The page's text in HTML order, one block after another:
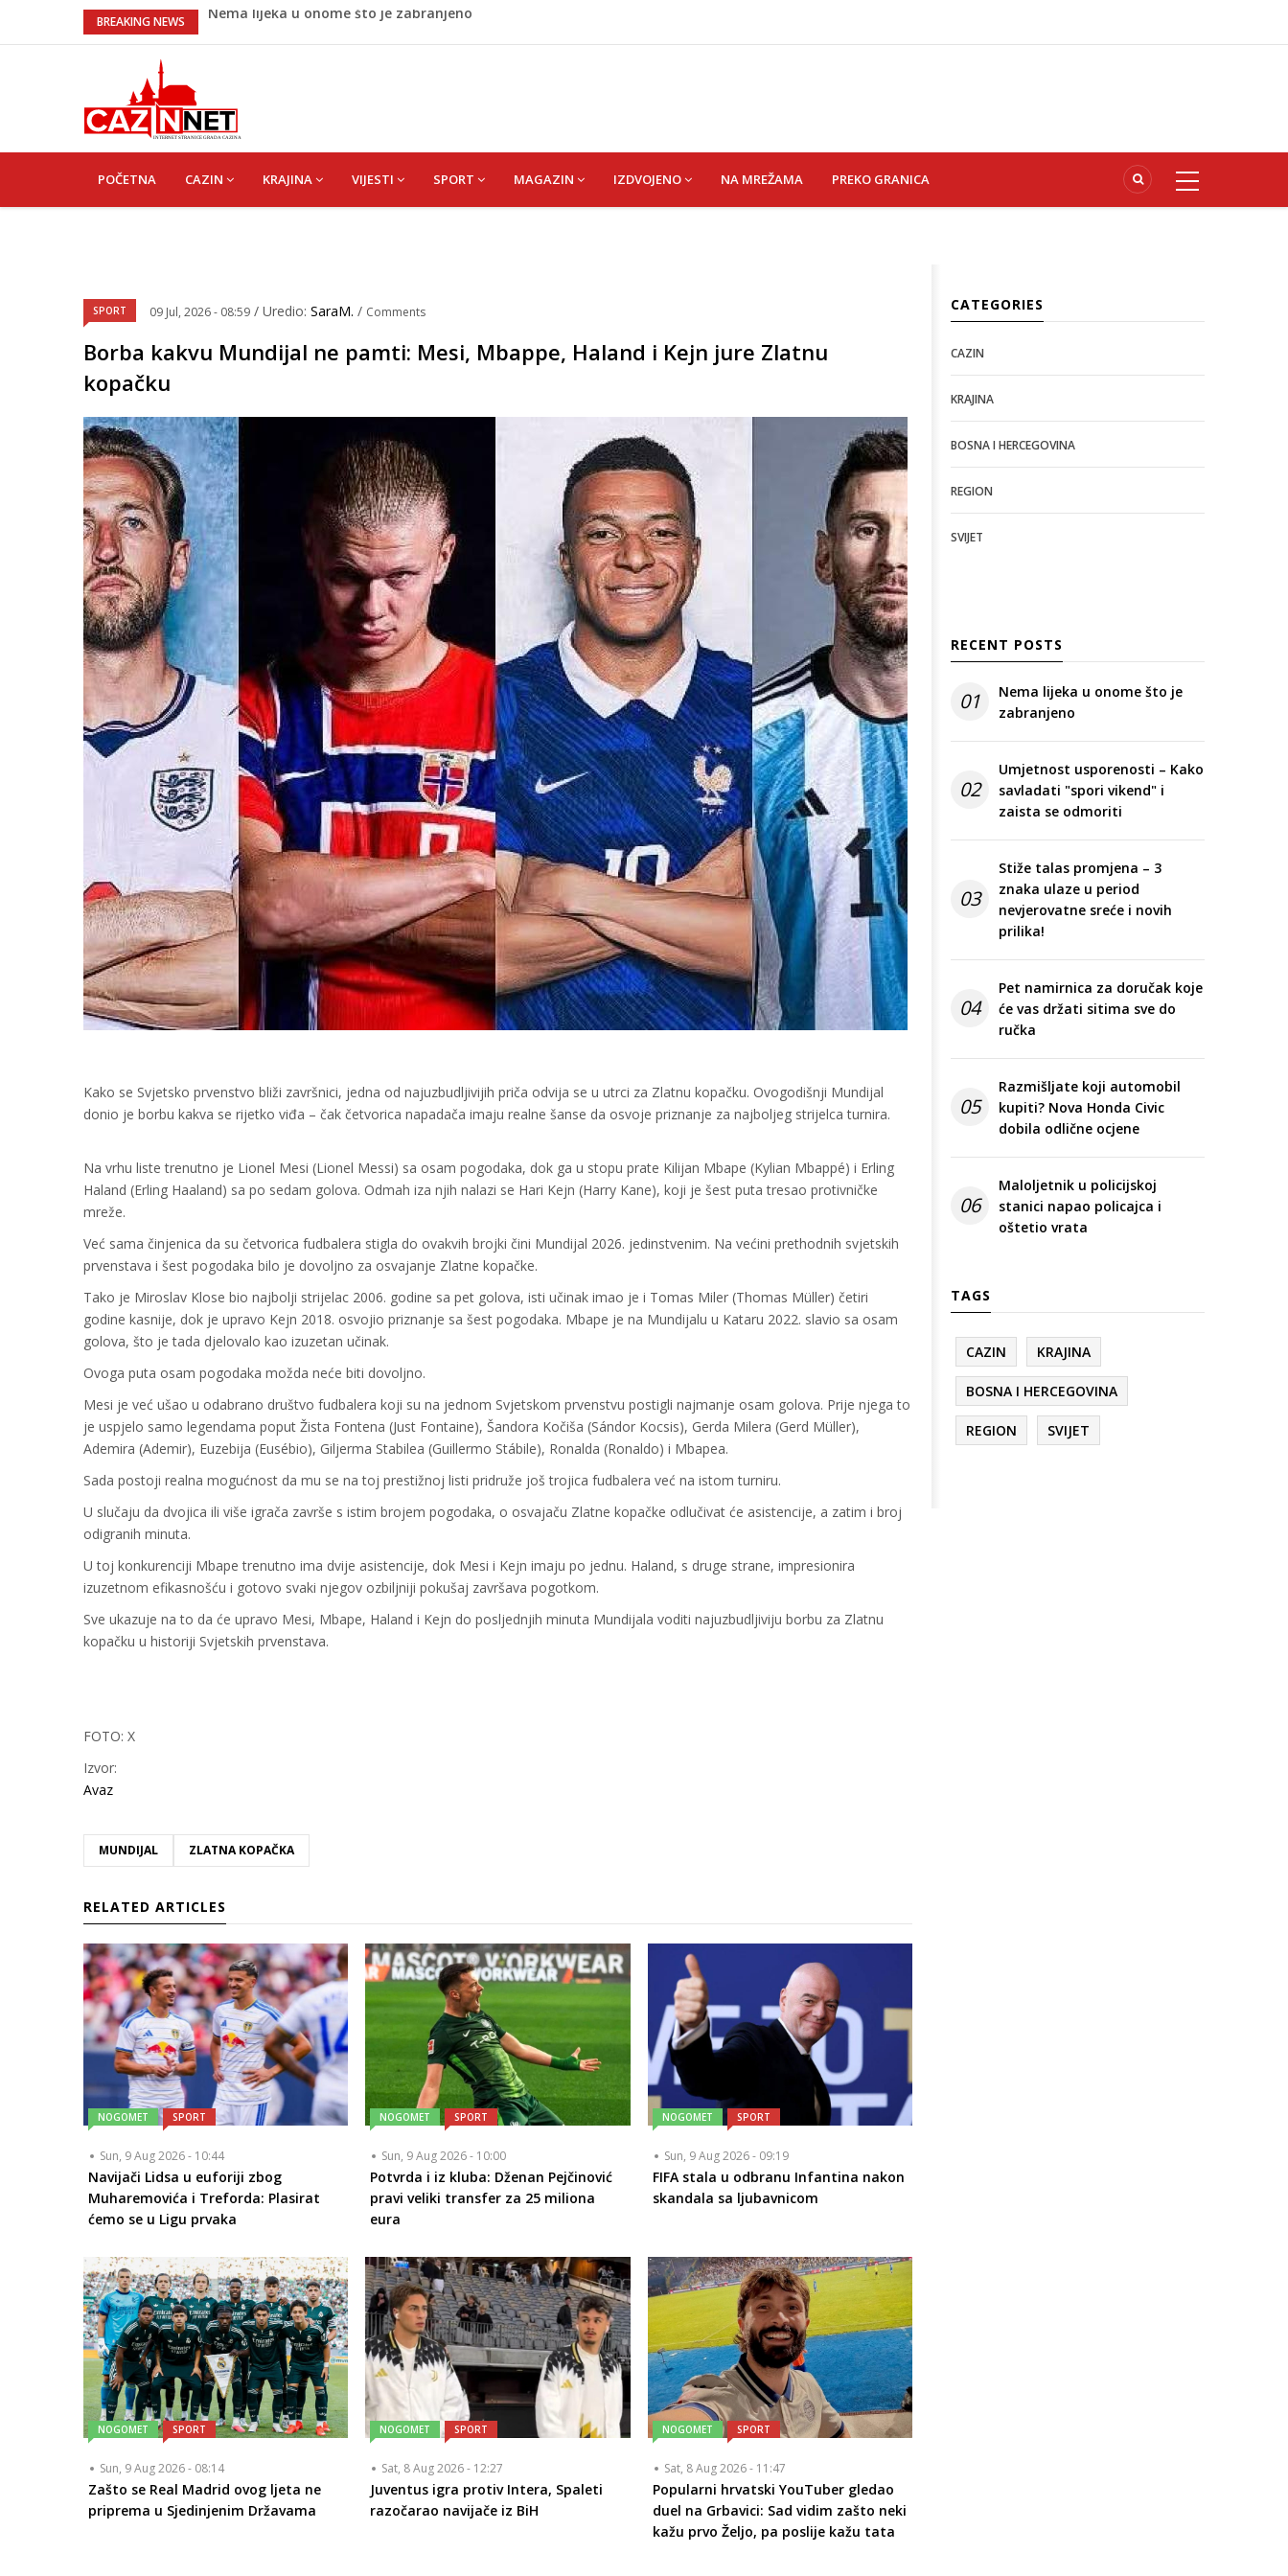
BREAKING NEWS
Umjetnost usporenosti – Kako savladati "spori vikend" i zaista se odmoriti
Maloljetnik u policijskoj stanici napao policajca i oštetio vrata
Nema lijeka u onome što je zabranjeno
NAVIGATION
POČETNA CAZIN KRAJINA VIJESTI SPORT MAGAZIN IZDVOJENO NA MREŽAMA PREKO GRANICA
SPORT 09 Jul, 2026 - 08:59 / Uredio: SaraM. / Comments
Borba kakvu Mundijal ne pamti: Mesi, Mbappe, Haland i Kejn jure Zlatnu
kopačku
Kako se Svjetsko prvenstvo bliži završnici, jedna od najuzbudljivijih priča odvija se u utrci za Zlatnu kopačku. Ovogodišnji Mundijal
donio je borbu kakva se rijetko viđa – čak četvorica napadača imaju realne šanse da osvoje priznanje za najboljeg strijelca turnira.
Na vrhu liste trenutno je Lionel Mesi (Lionel Messi) sa osam pogodaka, dok ga u stopu prate Kilijan Mbape (Kylian Mbappé) i Erling
Haland (Erling Haaland) sa po sedam golova. Odmah iza njih nalazi se Hari Kejn (Harry Kane), koji je šest puta tresao protivničke
mreže.
Već sama činjenica da su četvorica fudbalera stigla do ovakvih brojki čini Mundijal 2026. jedinstvenim. Na većini prethodnih svjetskih
prvenstava i šest pogodaka bilo je dovoljno za osvajanje Zlatne kopačke.
Tako je Miroslav Klose bio najbolji strijelac 2006. godine sa pet golova, isti učinak imao je i Tomas Miler (Thomas Müller) četiri
godine kasnije, dok je upravo Kejn 2018. osvojio priznanje sa šest pogodaka. Mbape je na Mundijalu u Kataru 2022. slavio sa osam
golova, što je tada djelovalo kao izuzetan učinak.
Ovoga puta osam pogodaka možda neće biti dovoljno.
Mesi je već ušao u odabrano društvo fudbalera koji su na jednom Svjetskom prvenstvu postigli najmanje osam golova. Prije njega to
je uspjelo samo legendama poput Žista Fontena (Just Fontaine), Šandora Kočiša (Sándor Kocsis), Gerda Milera (Gerd Müller),
Ademira (Ademir), Euzebija (Eusébio), Giljerma Stabilea (Guillermo Stábile), Ronalda (Ronaldo) i Mbapea.
Sada postoji realna mogućnost da mu se na toj prestižnoj listi pridruže još trojica fudbalera već na istom turniru.
U slučaju da dvojica ili više igrača završe s istim brojem pogodaka, o osvajaču Zlatne kopačke odlučivat će asistencije, a zatim i broj
odigranih minuta.
U toj konkurenciji Mbape trenutno ima dvije asistencije, dok Mesi i Kejn imaju po jednu. Haland, s druge strane, impresionira
izuzetnom efikasnošću i gotovo svaki njegov ozbiljniji pokušaj završava pogotkom.
Sve ukazuje na to da će upravo Mesi, Mbape, Haland i Kejn do posljednjih minuta Mundijala voditi najuzbudljiviju borbu za Zlatnu
kopačku u historiji Svjetskih prvenstava.
FOTO: X
Izvor:
Avaz
MUNDIJAL ZLATNA KOPAČKA
RELATED ARTICLES
NOGOMET SPORT
Sun, 9 Aug 2026 - 10:44
Navijači Lidsa u euforiji zbog
Muharemovića i Treforda: Plasirat
ćemo se u Ligu prvaka
NOGOMET SPORT
Sun, 9 Aug 2026 - 10:00
Potvrda i iz kluba: Dženan Pejčinović
pravi veliki transfer za 25 miliona
eura
NOGOMET SPORT
Sun, 9 Aug 2026 - 09:19
FIFA stala u odbranu Infantina nakon
skandala sa ljubavnicom
NOGOMET SPORT
Sun, 9 Aug 2026 - 08:14
Zašto se Real Madrid ovog ljeta ne
priprema u Sjedinjenim Državama
NOGOMET SPORT
Sat, 8 Aug 2026 - 12:27
Juventus igra protiv Intera, Spaleti
razočarao navijače iz BiH
NOGOMET SPORT
Sat, 8 Aug 2026 - 11:47
Popularni hrvatski YouTuber gledao
duel na Grbavici: Sad vidim zašto neki
kažu prvo Željo, pa poslije kažu tata
CATEGORIES
CAZIN
KRAJINA
BOSNA I HERCEGOVINA
REGION
SVIJET
RECENT POSTS
01
Nema lijeka u onome što je
zabranjeno
02
Umjetnost usporenosti – Kako
savladati "spori vikend" i
zaista se odmoriti
03
Stiže talas promjena – 3
znaka ulaze u period
nevjerovatne sreće i novih
prilika!
04
Pet namirnica za doručak koje
će vas držati sitima sve do
ručka
05
Razmišljate koji automobil
kupiti? Nova Honda Civic
dobila odlične ocjene
06
Maloljetnik u policijskoj
stanici napao policajca i
oštetio vrata
TAGS
CAZIN KRAJINA
BOSNA I HERCEGOVINA
REGION SVIJET